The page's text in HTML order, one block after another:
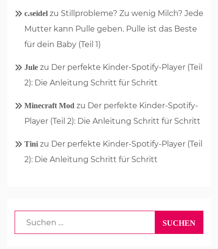
c.seidel zu Stillprobleme? Zu wenig Milch? Jede
Mutter kann Pulle geben. Pulle ist das Beste
für dein Baby (Teil 1)
Jule zu Der perfekte Kinder-Spotify-Player (Teil
2): Die Anleitung Schritt für Schritt
Minecraft Mod zu Der perfekte Kinder-Spotify-
Player (Teil 2): Die Anleitung Schritt für Schritt
Tini zu Der perfekte Kinder-Spotify-Player (Teil
2): Die Anleitung Schritt für Schritt
Suchen
nach: